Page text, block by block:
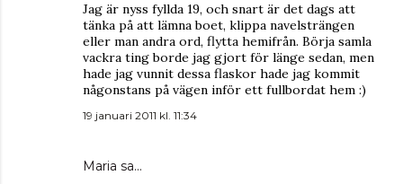
Jag är nyss fyllda 19, och snart är det dags att
tänka på att lämna boet, klippa navelsträngen
eller man andra ord, flytta hemifrån. Börja samla
vackra ting borde jag gjort för länge sedan, men
hade jag vunnit dessa flaskor hade jag kommit
någonstans på vägen inför ett fullbordat hem :)
19 januari 2011 kl. 11:34
Maria sa…